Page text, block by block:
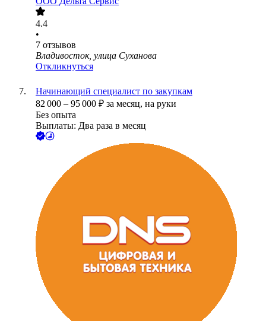
4.4
•
7 отзывов
Владивосток, улица Суханова
Откликнуться
Начинающий специалист по закупкам
82 000 – 95 000 ₽ за месяц, на руки
Без опыта
Выплаты: Два раза в месяц